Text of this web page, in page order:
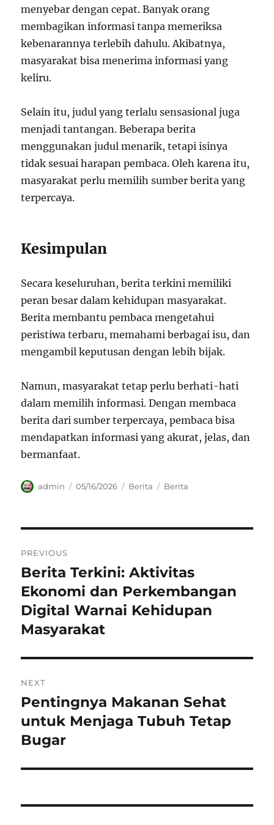
menyebar dengan cepat. Banyak orang
membagikan informasi tanpa memeriksa
kebenarannya terlebih dahulu. Akibatnya,
masyarakat bisa menerima informasi yang
keliru.
Selain itu, judul yang terlalu sensasional juga
menjadi tantangan. Beberapa berita
menggunakan judul menarik, tetapi isinya
tidak sesuai harapan pembaca. Oleh karena itu,
masyarakat perlu memilih sumber berita yang
terpercaya.
Kesimpulan
Secara keseluruhan, berita terkini memiliki
peran besar dalam kehidupan masyarakat.
Berita membantu pembaca mengetahui
peristiwa terbaru, memahami berbagai isu, dan
mengambil keputusan dengan lebih bijak.
Namun, masyarakat tetap perlu berhati-hati
dalam memilih informasi. Dengan membaca
berita dari sumber terpercaya, pembaca bisa
mendapatkan informasi yang akurat, jelas, dan
bermanfaat.
Author
admin
Posted
05/16/2026 Categories
Berita Tags
Berita
pos
PREVIOUS
Previous
post:
Berita Terkini: Aktivitas
Ekonomi dan Perkembangan
Digital Warnai Kehidupan
Masyarakat
NEXT
Next
post:
Pentingnya Makanan Sehat
untuk Menjaga Tubuh Tetap
Bugar